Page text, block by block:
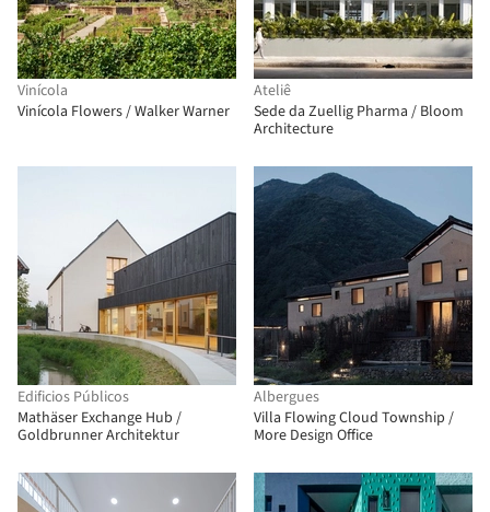
Vinícola
Vinícola Flowers / Walker Warner
Ateliê
Sede da Zuellig Pharma / Bloom
Architecture
Edificios Públicos
Mathäser Exchange Hub /
Goldbrunner Architektur
Albergues
Villa Flowing Cloud Township /
More Design Office